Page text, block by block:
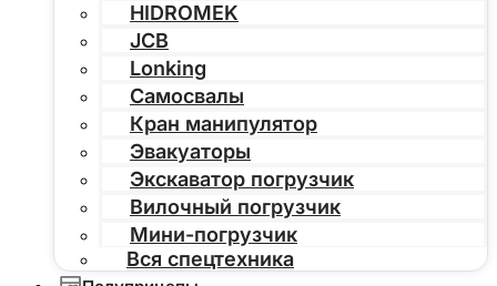
HIDROMEK
JCB
Lonking
Самосвалы
Кран манипулятор
Эвакуаторы
Экскаватор погрузчик
Вилочный погрузчик
Мини-погрузчик
Вся спецтехника